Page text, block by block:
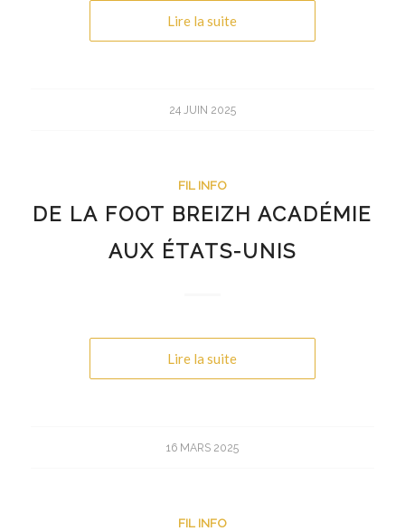
Lire la suite
24 JUIN 2025
FIL INFO
DE LA FOOT BREIZH ACADÉMIE
AUX ÉTATS-UNIS
Lire la suite
16 MARS 2025
FIL INFO